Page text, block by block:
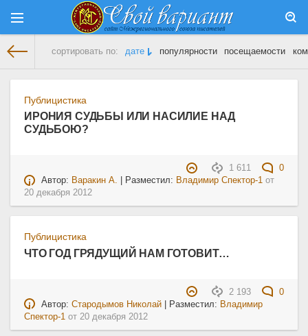
сортировать по: дате популярности посещаемости
Публицистика
ИРОНИЯ СУДЬБЫ ИЛИ НАСИЛИЕ НАД
СУДЬБОЮ?
1 611
0
Автор: Варакин А. | Разместил: Владимир Спектор-1 от
20 декабря 2012
Публицистика
ЧТО ГОД ГРЯДУЩИЙ НАМ ГОТОВИТ…
2 193
0
Автор:Стародымов Николай | Разместил: Владимир
Спектор-1 от 20 декабря 2012